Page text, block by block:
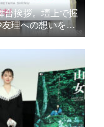
台挨拶。壇上で握
理への想いをア